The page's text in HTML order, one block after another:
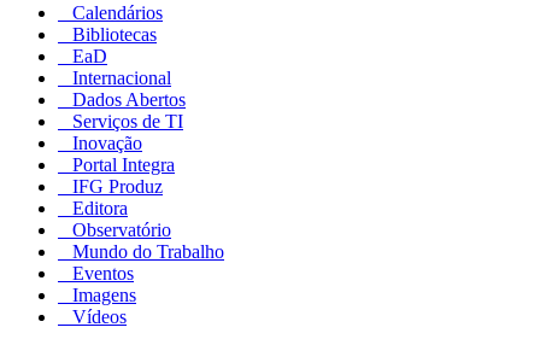
Calendários
Bibliotecas
EaD
Internacional
Dados Abertos
Serviços de TI
Inovação
Portal Integra
IFG Produz
Editora
Observatório
Mundo do Trabalho
Eventos
Imagens
Vídeos